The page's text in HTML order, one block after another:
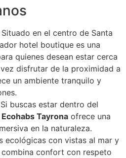
Situado en el centro de Santa
hotel boutique es una
quienes desean estar cerca
disfrutar de la proximidad a
un ambiente tranquilo y
buscas estar dentro del
Ecohabs Tayrona ofrece una
en la naturaleza.
ecológicas con vistas al mar y
confort con respeto